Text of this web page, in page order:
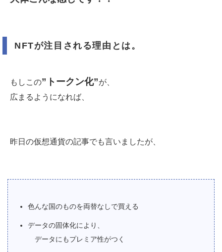
NFTが注目される理由とは。
もしこの”トークン化”が、
広まるようになれば、
昨日の仮想通貨の記事でも言いましたが、
色んな国のものを両替なしで買える
データの固体化により、
データにもプレミア性がつく